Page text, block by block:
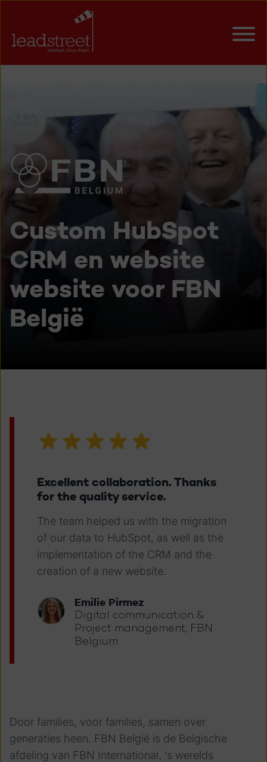
Custom HubSpot
CRM en website
website voor FBN
België
Excellent collaboration. Thanks
for the quality service.
The team helped us with the migration
of our data to HubSpot, as well as the
implementation of the CRM and the
creation of a new website.
Emilie Pirmez
Digital communication &
Project management, FBN
Belgium
Door families, voor families, samen over
generaties heen. FBN België is de Belgische
afdeling van FBN International, 's werelds